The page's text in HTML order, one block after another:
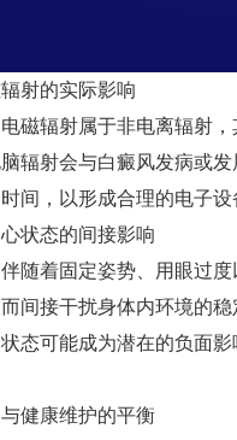
射的实际影响
辐射属于非电离辐射，
辐射会与白癜风发病或
间，以形成合理的电子设
状态的间接影响
着固定姿势、用眼过度
间接干扰身体内环境的
态可能成为潜在的负面
健康维护的平衡